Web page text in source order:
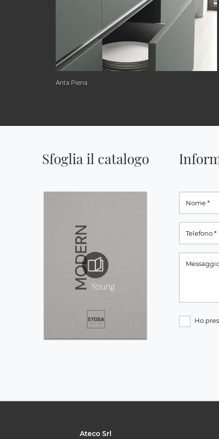
Anta Piena
Sfoglia il catalogo
Ho
Ateco Srl